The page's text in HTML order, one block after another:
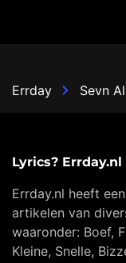
Errday Sevn
Lyrics? Errday.nl
Errday.nl heeft
artikelen van
waaronder: Boef,
Kleine, Snelle,